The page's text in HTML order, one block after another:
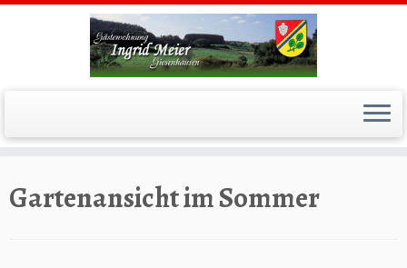
Zum
Gartenansicht im Sommer